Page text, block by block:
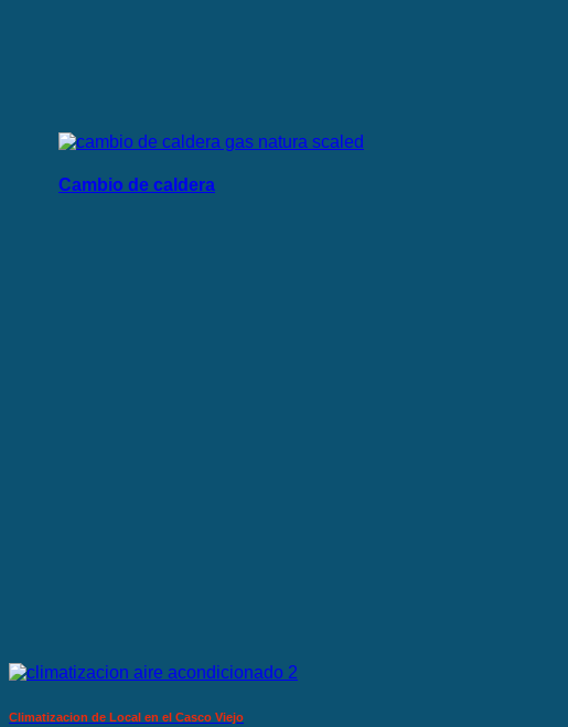
Cambio de caldera
Climatizacion de Local en el Casco Viejo